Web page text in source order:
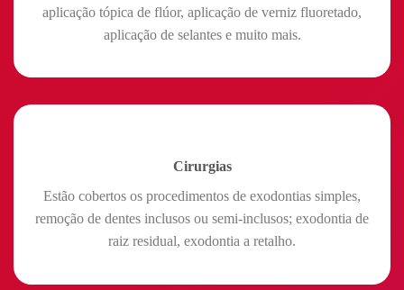
aplicação tópica de flúor, aplicação de verniz fluoretado,
aplicação de selantes e muito mais.
Cirurgias
Estão cobertos os procedimentos de exodontias simples,
remoção de dentes inclusos ou semi-inclusos; exodontia de
raiz residual, exodontia a retalho.